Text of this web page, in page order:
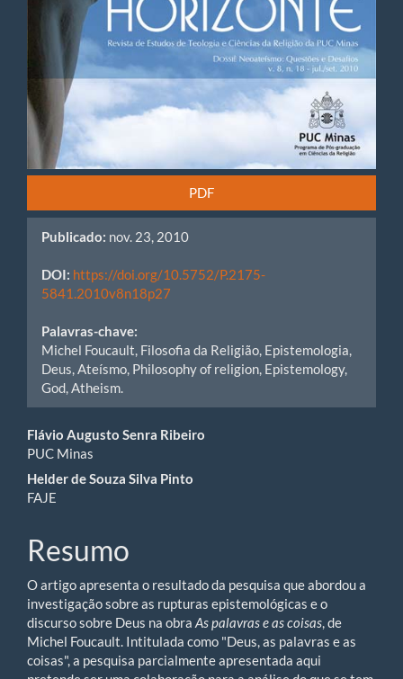
PDF
Publicado: nov. 23, 2010
DOI: https://doi.org/10.5752/P.2175-
5841.2010v8n18p27
Palavras-chave:
Michel Foucault, Filosofia da Religião, Epistemologia,
Deus, Ateísmo, Philosophy of religion, Epistemology,
God, Atheism.
Conteúdo
do
artigo
principal
Flávio Augusto Senra Ribeiro
PUC Minas
Helder de Souza Silva Pinto
FAJE
Resumo
O artigo apresenta o resultado da pesquisa que abordou a
investigação sobre as rupturas epistemológicas e o
discurso sobre Deus na obra As palavras e as coisas, de
Michel Foucault. Intitulada como "Deus, as palavras e as
coisas", a pesquisa parcialmente apresentada aqui